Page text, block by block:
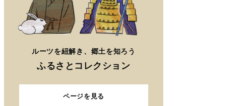
ルーツを紐解き、郷土を知ろう
ふるさとコレクション
ページを見る